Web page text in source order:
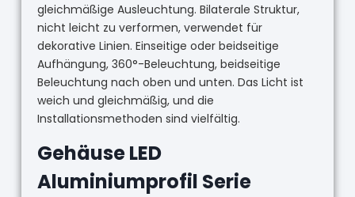
gleichmäßige Ausleuchtung. Bilaterale Struktur,
nicht leicht zu verformen, verwendet für
dekorative Linien. Einseitige oder beidseitige
Aufhängung, 360°-Beleuchtung, beidseitige
Beleuchtung nach oben und unten. Das Licht ist
weich und gleichmäßig, und die
Installationsmethoden sind vielfältig.
Gehäuse LED
Aluminiumprofil Serie